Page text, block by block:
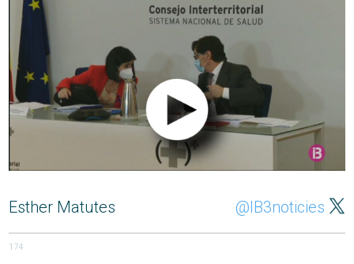
Esther Matutes @IB3noticies
174